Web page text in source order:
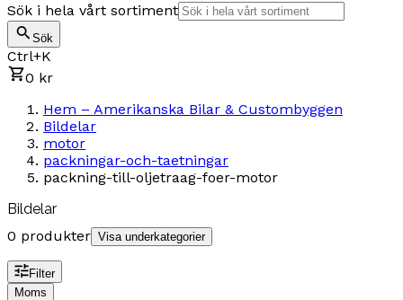
Sök i hela vårt sortiment
Sök
Ctrl+K
0 kr
Hem – Amerikanska Bilar & Custombyggen
Bildelar
motor
packningar-och-taetningar
packning-till-oljetraag-foer-motor
Bildelar
0 produkter Visa underkategorier
Filter
Moms